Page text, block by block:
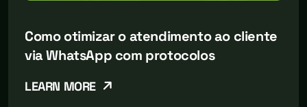
Como otimizar o atendimento ao cliente
via WhatsApp com protocolos
LEARN MORE